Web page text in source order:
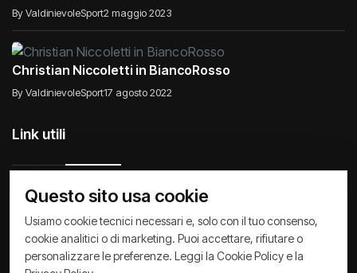
By ValdinievoleSport2 maggio 2023
Christian Niccoletti in BiancoRosso
By ValdinievoleSport17 agosto 2022
Link utili
Raccontiamo di Noi Comunicati Società
Privacy Policy Cookie Policy Archivio News
Questo sito usa cookie
Usiamo cookie tecnici necessari e, solo con il tuo consenso,
cookie analitici o di marketing. Puoi accettare, rifiutare o
personalizzare le preferenze. Leggi la Cookie Policy e la